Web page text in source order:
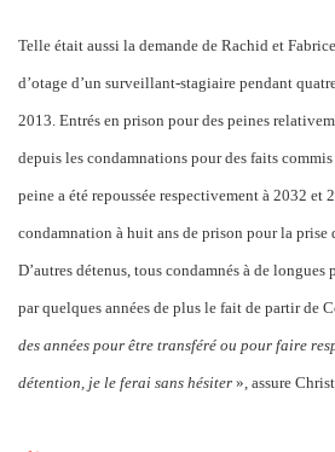
Telle était aussi la demande de Rachid et
d’otage d’un surveillant-stagiaire pendant
2013. Entrés en prison pour des peines
depuis les condamnations pour des faits
peine a été repoussée respectivement à 2032 et
condamnation à huit ans de prison pour la prise
D’autres détenus, tous condamnés à de longues
par quelques années de plus le fait de partir de
des années pour être transféré ou pour faire
détention, je le ferai sans hésiter », assure